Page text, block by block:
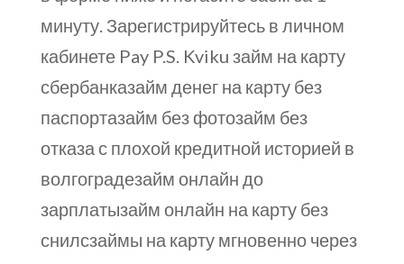
минуту. Зарегистрируйтесь в личном
кабинете Pay P.S. Kviku займ на карту
сбербанказайм денег на карту без
паспортазайм без фотозайм без
отказа с плохой кредитной историей в
волгоградезайм онлайн до
зарплатызайм онлайн на карту без
снилсзаймы на карту мгновенно через